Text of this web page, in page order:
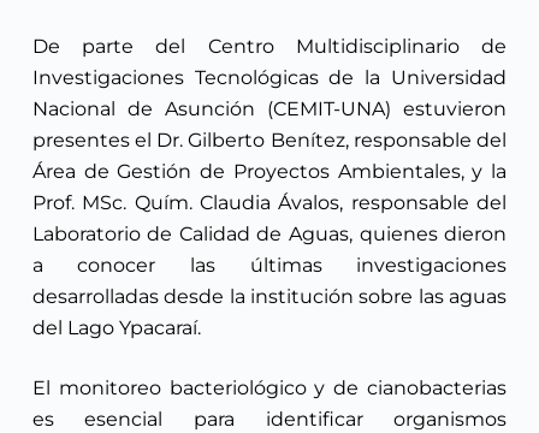
De parte del Centro Multidisciplinario de
Investigaciones Tecnológicas de la Universidad
Nacional de Asunción (CEMIT-UNA) estuvieron
presentes el Dr. Gilberto Benítez, responsable del
Área de Gestión de Proyectos Ambientales, y la
Prof. MSc. Quím. Claudia Ávalos, responsable del
Laboratorio de Calidad de Aguas, quienes dieron
a conocer las últimas investigaciones
desarrolladas desde la institución sobre las aguas
del Lago Ypacaraí.
El monitoreo bacteriológico y de cianobacterias
es esencial para identificar organismos